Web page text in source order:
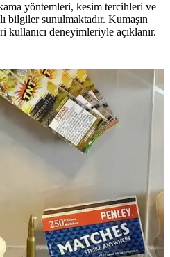
yöntemleri, kesim tercihleri ve
bilgiler sunulmaktadır. Kumaşın
kullanıcı deneyimleriyle açıklanır.